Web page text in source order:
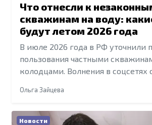
Что отнесли к
скважинам на воду:
будут летом 2026 года
В июле 2026 года в РФ уточнили
пользования частными
колодцами. Волнения в соцсетях
Ольга Зайцева
Новости